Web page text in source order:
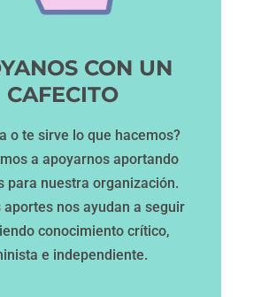
CON UN
CAFECITO
o te sirve lo que hacemos?
a apoyarnos aportando
para nuestra organización.
aportes nos ayudan a seguir
conocimiento crítico,
e independiente.